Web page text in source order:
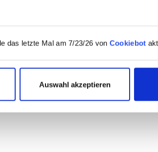
das letzte Mal am 7/23/26 von Cookiebot
Auswahl akzeptieren